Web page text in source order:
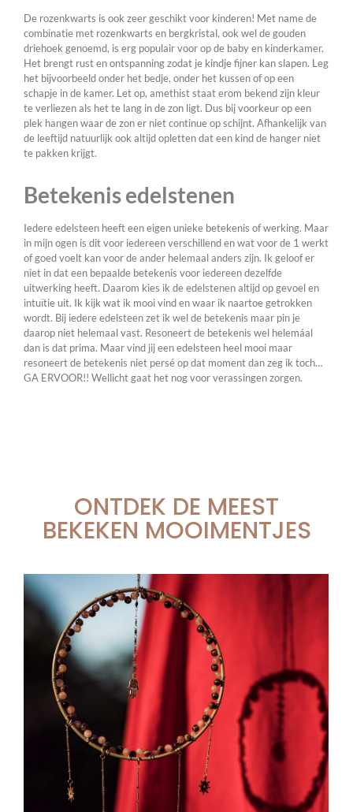
De rozenkwarts is ook zeer geschikt voor kinderen! Met name de
combinatie met rozenkwarts en bergkristal, ook wel de gouden
driehoek genoemd, is erg populair voor op de baby en kinderkamer.
Het brengt rust en ontspanning zodat je kindje fijner kan slapen. Leg
het bijvoorbeeld onder het bedje, onder het kussen of op een
schapje in de kamer. Let op, amethist staat erom bekend zijn kleur
te verliezen als het te lang in de zon ligt. Dus bij voorkeur op een
plek hangen waar de zon er niet continue op schijnt. Afhankelijk van
de leeftijd natuurlijk ook altijd opletten dat een kind de hanger niet
te pakken krijgt.
Betekenis edelstenen
Iedere edelsteen heeft een eigen unieke betekenis of werking. Maar
in mijn ogen is dit voor iedereen verschillend en wat voor de 1 werkt
of goed voelt kan voor de ander helemaal anders zijn. Ik geloof er
niet in dat een bepaalde betekenis voor iedereen dezelfde
uitwerking heeft. Daarom kies ik de edelstenen altijd op gevoel en
intuïtie uit. Ik kijk wat ik mooi vind en waar ik naartoe getrokken
wordt. Bij iedere edelsteen zet ik wel de betekenis maar pin je
daarop niet helemaal vast. Resoneert de betekenis wel helemáal
dan is dat prima. Maar vind jij een edelsteen heel mooi maar
resoneert de betekenis niet persé op dat moment dan zeg ik toch…
GA ERVOOR!! Wellicht gaat het nog voor verassingen zorgen.
ONTDEK DE MEEST
BEKEKEN MOOIMENTJES